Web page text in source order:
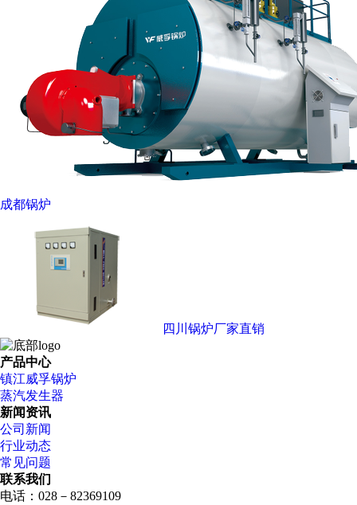
成都锅炉
四川锅炉厂家直销
产品中心
镇江威孚锅炉
蒸汽发生器
新闻资讯
公司新闻
行业动态
常见问题
联系我们
电话：028－82369109